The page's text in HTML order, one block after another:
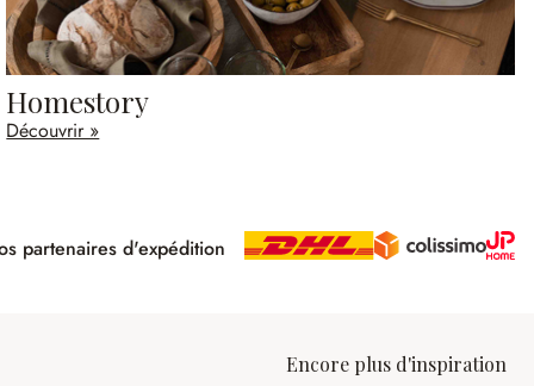
Homestory
Découvrir »
partenaires d'expédition
Encore plus d'inspiration